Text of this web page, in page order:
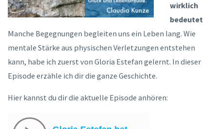
wirklich
bedeutet
Manche Begegnungen begleiten uns ein Leben lang. Wie
mentale Stärke aus physischen Verletzungen entstehen
kann, habe ich zuerst von Gloria Estefan gelernt. In dieser
Episode erzähle ich dir die ganze Geschichte.
Hier kannst du dir die aktuelle Episode anhören: